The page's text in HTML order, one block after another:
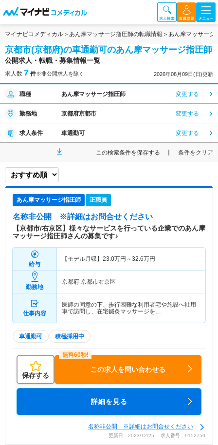
マイナビコメディカル あん摩マッサージ指圧師の転職情報 あん摩マッサージ
京都市(京都府)の車通勤可のあん摩マッサージ指圧師
公開求人・転職・募集情報一覧
求人数 7 件※非公開求人を除く 2026年08月09日(日)更新
職種 あん摩マッサージ指圧師 変更する
勤務地 京都府京都市 変更する
求人条件 車通勤可 変更する
この検索条件を保存する 条件をクリア
あん摩マッサージ指圧師 正職員
名称非公開 ※詳細はお問合せください
【京都市/右京区】様々なサービスを行っている企業でのあん摩
マッサージ指圧師さんの募集です♪
給与
【モデル月収】 23.0万円～32.6万円
勤務地
京都府 京都市右京区
仕事内容
医師の同意の下、歩行困難な利用者宅や施設へ社用
車で訪問し、在宅鍼灸マッサージを…
車通勤可 積極採用中
保存する
この求人を問い合わせる
詳細を見る
名称非公開 ※詳細はお問合せください
更新日：2023/12/25 求人番号：9152750